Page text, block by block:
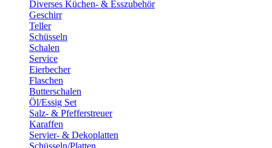
Diverses Küchen- & Esszubehör
Geschirr
Teller
Schüsseln
Schalen
Service
Eierbecher
Flaschen
Butterschalen
Öl/Essig Set
Salz- & Pfefferstreuer
Karaffen
Servier- & Dekoplatten
Schüsseln/Platten